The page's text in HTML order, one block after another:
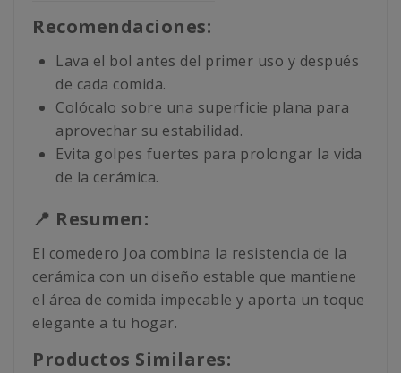
Recomendaciones:
Lava el bol antes del primer uso y después
de cada comida.
Colócalo sobre una superficie plana para
aprovechar su estabilidad.
Evita golpes fuertes para prolongar la vida
de la cerámica.
📍 Resumen:
El comedero Joa combina la resistencia de la
cerámica con un diseño estable que mantiene
el área de comida impecable y aporta un toque
elegante a tu hogar.
Productos Similares: